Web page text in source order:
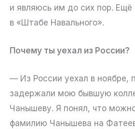
и являюсь им до сих пор. Ещё
в «Штабе Навального».
Почему ты уехал из России?
— Из России уехал в ноябре,
задержали мою бывшую
Чанышеву. Я понял, что
фамилию Чанышева на